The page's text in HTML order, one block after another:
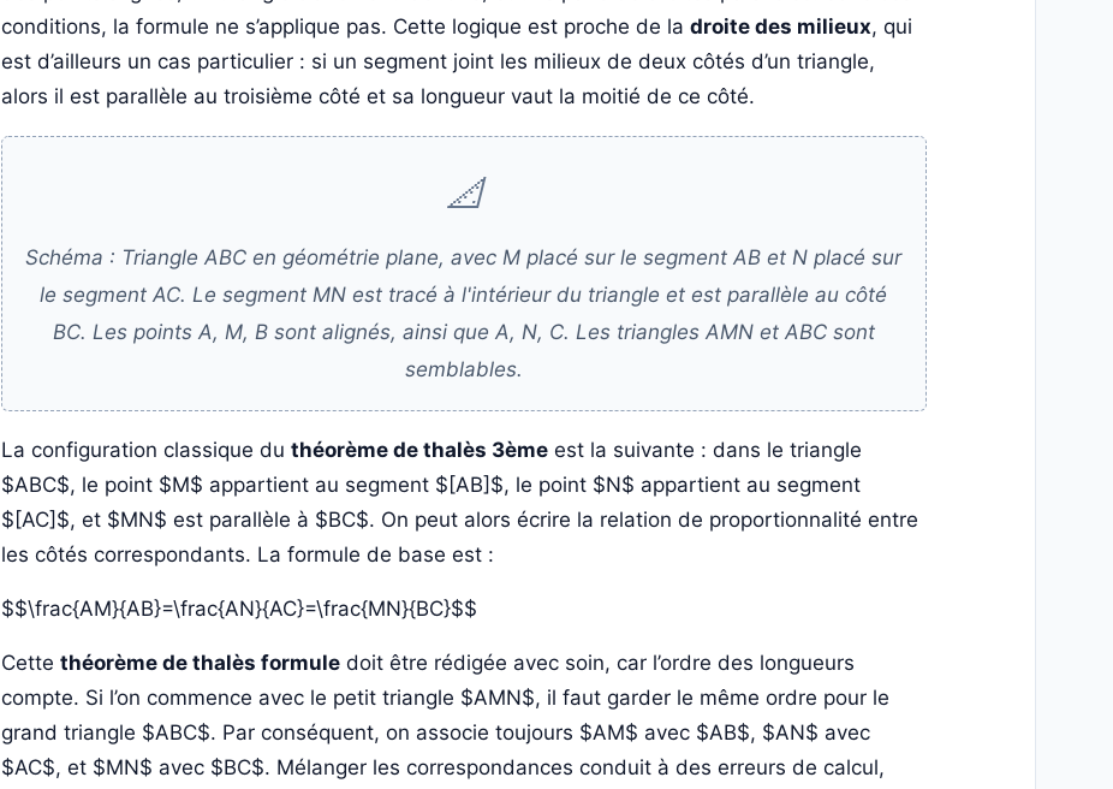
conditions, la formule ne s’applique pas. Cette logique est proche de la droite des milieux, qui
est d’ailleurs un cas particulier : si un segment joint les milieux de deux côtés d’un triangle,
alors il est parallèle au troisième côté et sa longueur vaut la moitié de ce côté.
📐
Schéma : Triangle ABC en géométrie plane, avec M placé sur le segment AB et N placé sur
le segment AC. Le segment MN est tracé à l'intérieur du triangle et est parallèle au côté
BC. Les points A, M, B sont alignés, ainsi que A, N, C. Les triangles AMN et ABC sont
semblables.
La configuration classique du théorème de thalès 3èmeest la suivante : dans le triangle
$ABC$, le point $M$ appartient au segment $[AB]$, le point $N$ appartient au segment
$[AC]$, et $MN$ est parallèle à $BC$. On peut alors écrire la relation de proportionnalité entre
les côtés correspondants. La formule de base est :
$$\frac{AM}{AB}=\frac{AN}{AC}=\frac{MN}{BC}$$
Cette théorème de thalès formuledoit être rédigée avec soin, car l’ordre des longueurs
compte. Si l’on commence avec le petit triangle $AMN$, il faut garder le même ordre pour le
grand triangle $ABC$. Par conséquent, on associe toujours $AM$ avec $AB$, $AN$ avec
$AC$, et $MN$ avec $BC$. Mélanger les correspondances conduit à des erreurs de calcul,